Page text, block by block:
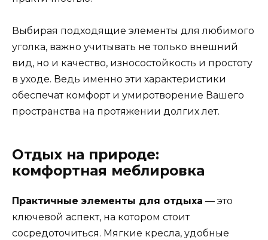
Выбирая подходящие элементы для любимого
уголка, важно учитывать не только внешний
вид, но и качество, износостойкость и простоту
в уходе. Ведь именно эти характеристики
обеспечат комфорт и умиротворение Вашего
пространства на протяжении долгих лет.
Отдых на природе:
комфортная меблировка
Практичные элементы для отдыха — это
ключевой аспект, на котором стоит
сосредоточиться. Мягкие кресла, удобные